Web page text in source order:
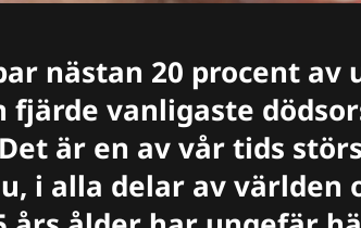
nästan 20 procent av
fjärde vanligaste
är en av vår tids
i alla delar av världen